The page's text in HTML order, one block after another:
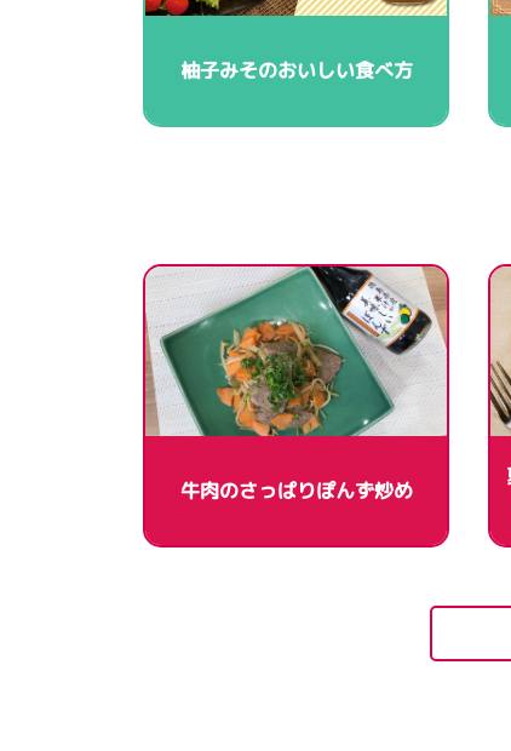
柚子みそのおいしい食べ方
牛肉のさっぱりぽんず炒め